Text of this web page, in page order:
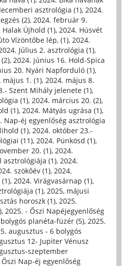
asztrológia (1), 2024.
(2), 2024. február 9.
Halak Újhold (1), 2024. Húsvét
Vízöntőbe lép, (1), 2024.
Július 2. asztrológia (1),
, 2024. június 16. Hold-Spica
20. Nyári Napforduló (1),
május 1. (1), 2024. május 8.
Szent Mihály jelenete (1),
(1), 2024. március 20. (2),
(1), 2024. Mátyás ugrása (1),
Nap-éj egyenlőség asztrológia
(1), 2024. október 23.-
(11), 2024. Pünkösd (1),
20. (1), 2024.
(1), 2024.
szökőév (1), 2024.
, 2024. Virágvasárnap (1),
(1), 2025, májusi
horoszk (1), 2025.
, 2025. - Őszi Napéjegyenlőség
planéta-füzér (5), 2025.
augusztus - 6 bolygós
12- Jupiter Vénusz
szeptember
Őszi Nap-éj egyenlőség